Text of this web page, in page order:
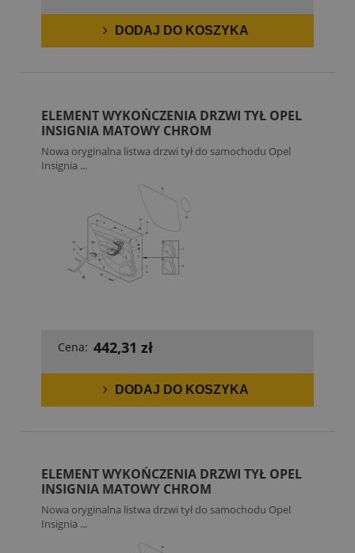
DODAJ DO KOSZYKA
ELEMENT WYKOŃCZENIA DRZWI TYŁ OPEL
INSIGNIA MATOWY CHROM
Nowa oryginalna listwa drzwi tył do samochodu Opel
Insignia ...
Cena: 442,31 zł
DODAJ DO KOSZYKA
ELEMENT WYKOŃCZENIA DRZWI TYŁ OPEL
INSIGNIA MATOWY CHROM
Nowa oryginalna listwa drzwi tył do samochodu Opel
Insignia ...